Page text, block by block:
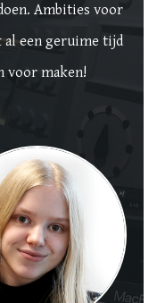
Ambities voor
al een geruime tijd
voor maken!